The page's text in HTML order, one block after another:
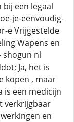
een legaal
je-eenvoudig-
e Vrijgestelde
Wapens en
shogun nl
Ja, het is
kopen , maar
is een medicijn
verkrijgbaar
en